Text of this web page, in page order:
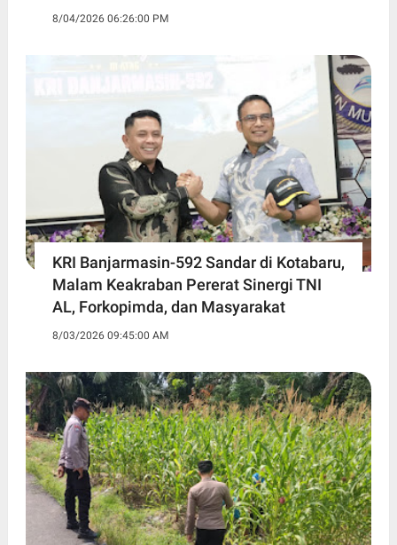
8/04/2026 06:26:00 PM
KRI Banjarmasin-592 Sandar di Kotabaru,
Malam Keakraban Pererat Sinergi TNI
AL, Forkopimda, dan Masyarakat
8/03/2026 09:45:00 AM